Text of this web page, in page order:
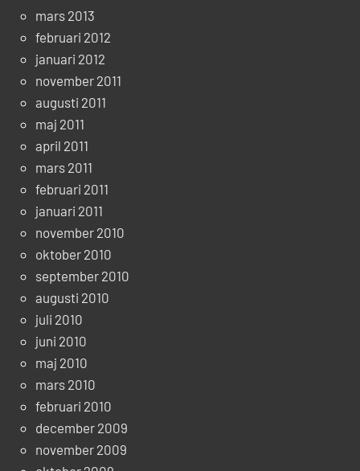
mars 2013
februari 2012
januari 2012
november 2011
augusti 2011
maj 2011
april 2011
mars 2011
februari 2011
januari 2011
november 2010
oktober 2010
september 2010
augusti 2010
juli 2010
juni 2010
maj 2010
mars 2010
februari 2010
december 2009
november 2009